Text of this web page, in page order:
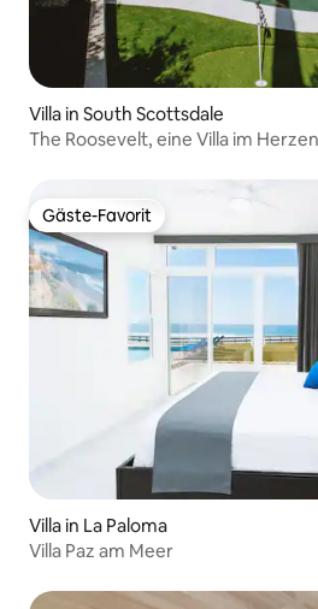
Villa in South Scottsdale
The Roosevelt, eine Villa im
Gäste-Favorit
Gäste-Favorit
Villa in La Paloma
Villa Paz am Meer